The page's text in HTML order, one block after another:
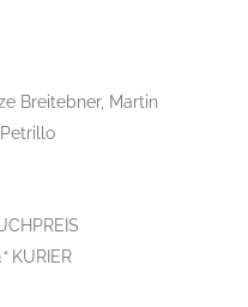
Breitebner, Martin
KURIER